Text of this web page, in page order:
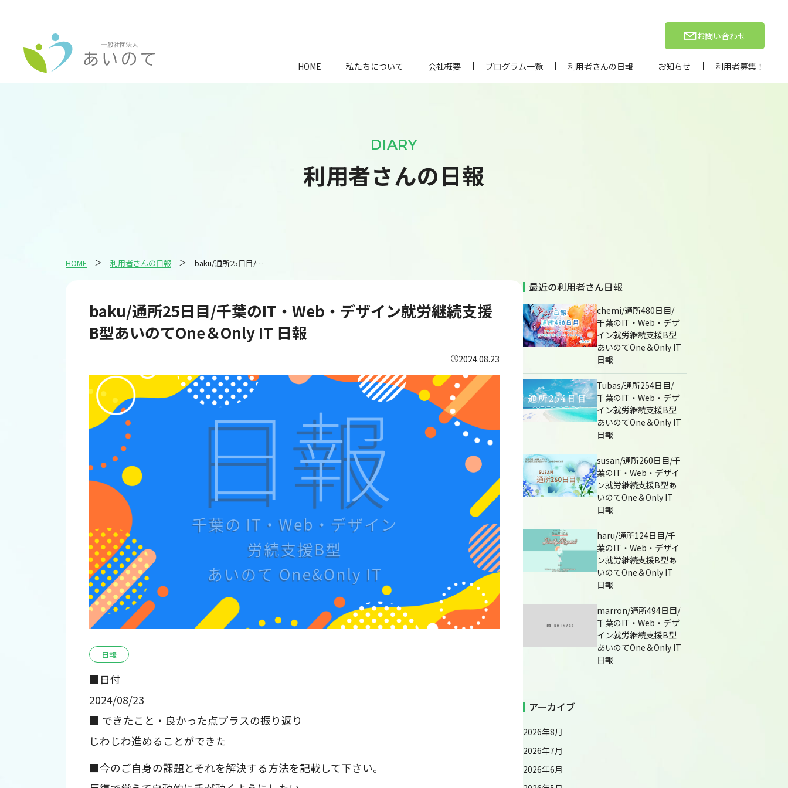
お問い合わせ
HOME 私たちについて 会社概要 プログラム一覧 利用者さんの日報 お知らせ 利用者募集！
DIARY
利用者さんの日報
HOME 利用者さんの日報 baku/通所25日目/千葉のIT・Web・デザイン就労継続支援B型あいのてOne＆Only IT 日報
baku/通所25日目/千葉のIT・Web・デザイン就労継続支援
B型あいのてOne＆Only IT 日報
2024.08.23
日報
■日付
2024/08/23
■ できたこと・良かった点プラスの振り返り
じわじわ進めることができた
■今のご自身の課題とそれを解決する方法を記載して下さい。
最近の利用者さん日報
chemi/通所480日目/
千葉のIT・Web・デザ
イン就労継続支援B型
あいのてOne＆Only IT
日報
Tubas/通所254日目/
千葉のIT・Web・デザ
イン就労継続支援B型
あいのてOne＆Only IT
日報
susan/通所260日目/千
葉のIT・Web・デザイ
ン就労継続支援B型あ
いのてOne＆Only IT
日報
haru/通所124日目/千
葉のIT・Web・デザイ
ン就労継続支援B型あ
いのてOne＆Only IT
日報
marron/通所494日目/
千葉のIT・Web・デザ
イン就労継続支援B型
あいのてOne＆Only IT
日報
アーカイブ
2026年8月
2026年7月
2026年6月